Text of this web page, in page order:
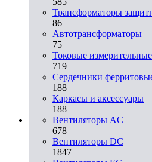
Трансформаторы
86
Автотрансформаторы
75
Токовые
719
Сердечники
188
Каркасы и аксессуары
188
Вентиляторы AC
678
Вентиляторы DC
1847